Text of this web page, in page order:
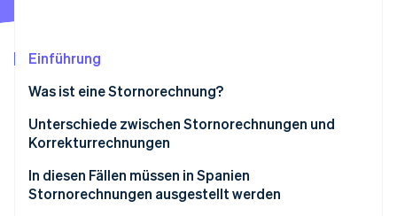
CO₂-Entnahme
Identity
Online-Identitätsprüfung
Einführung
Was ist eine Stornorechnung?
Unterschiede zwischen Stornorechnungen und
Korrekturrechnungen
In diesen Fällen müssen in Spanien
Stornorechnungen ausgestellt werden